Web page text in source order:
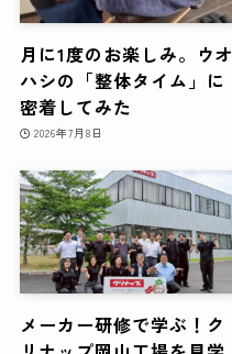
月に1度のお楽しみ。ウオ
ハシの「整体タイム」に
密着してみた
2026年7月8日
メーカー研修で学ぶ！ク